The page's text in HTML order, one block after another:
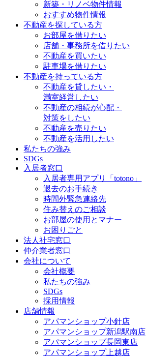
新築・リノベ物件情報
おすすめ物件情報
不動産を探している方
お部屋を借りたい
店舗・事務所を借りたい
不動産を買いたい
駐車場を借りたい
不動産を持っている方
不動産を貸したい・
満室経営したい
不動産の相続が心配・
対策をしたい
不動産を売りたい
不動産を活用したい
私たちの強み
SDGs
入居者窓口
入居者専用アプリ「totono」
退去のお手続き
時間外緊急連絡先
住み替えのご相談
お部屋の使用とマナー
お困りごと
法人社宅窓口
仲介業者窓口
会社について
会社概要
私たちの強み
SDGs
採用情報
店舗情報
アパマンショップ小針店
アパマンショップ新潟駅南店
アパマンショップ長岡東店
アパマンショップ上越店